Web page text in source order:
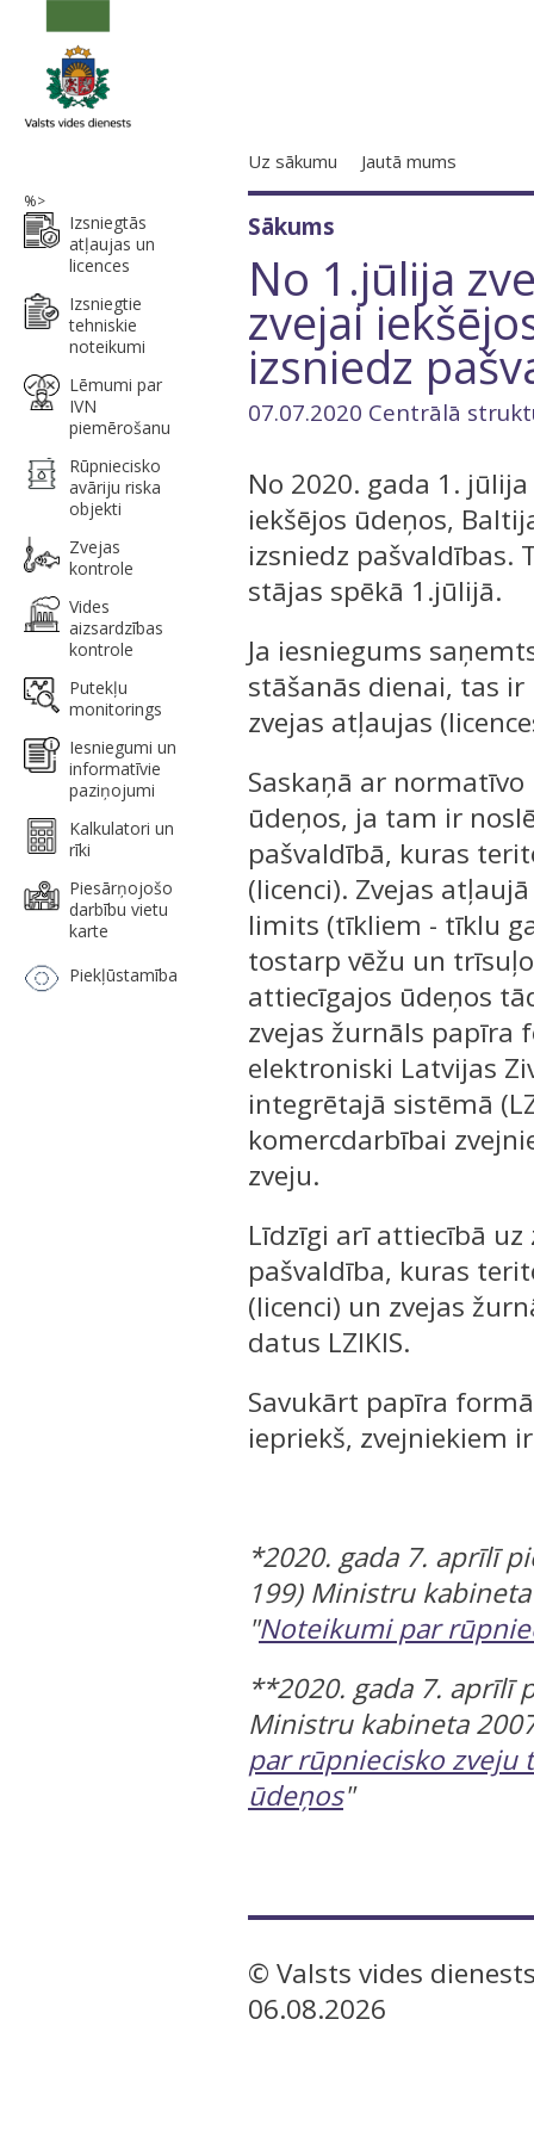
Uz sākumu Jautā mums
%>
Izsniegtās
atļaujas un
licences
Izsniegtie
tehniskie
noteikumi
Lēmumi par
IVN
piemērošanu
Rūpniecisko
avāriju riska
objekti
Zvejas
kontrole
Vides
aizsardzības
kontrole
Putekļu
monitorings
Iesniegumi un
informatīvie
paziņojumi
Kalkulatori un
rīki
Piesārņojošo
darbību vietu
karte
Piekļūstamība
Sākums
No 1.jūlija
zvejai
izsniedz
07.07.2020 Centrālā
No 2020. gada 1.
iekšējos ūdeņos,
izsniedz pašvaldības.
stājas spēkā 1.jūlijā.
Ja iesniegums
stāšanās dienai, tas
zvejas atļaujas
Saskaņā ar
ūdeņos, ja tam ir
pašvaldībā, kuras
(licenci). Zvejas
limits (tīkliem - tīklu
tostarp vēžu un
attiecīgajos ūdeņos
zvejas žurnāls papīra
elektroniski Latvijas
integrētajā sistēmā
komercdarbībai
zveju.
Līdzīgi arī attiecībā
pašvaldība, kuras
(licenci) un zvejas
datus LZIKIS.
Savukārt papīra
iepriekš, zvejniekiem
*2020. gada 7. aprīlī
199) Ministru
"Noteikumi par
**2020. gada 7. aprīlī
Ministru kabineta
par rūpniecisko zveju
ūdeņos"
© Valsts vides
06.08.2026